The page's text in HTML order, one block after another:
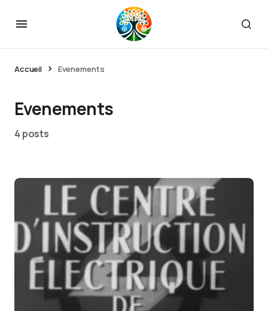
Accueil Evenements
Evenements
4 posts